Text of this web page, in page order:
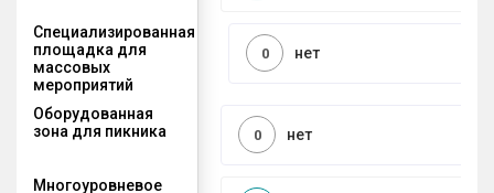
Специализированная
площадка для
массовых
мероприятий
нет
0
Оборудованная
зона для пикника
нет
0
Многоуровневое